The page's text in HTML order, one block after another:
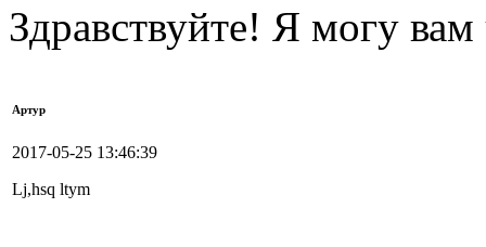
Здравствуйте! Я могу
Артур
2017-05-25 13:46:39
Lj,hsq ltym